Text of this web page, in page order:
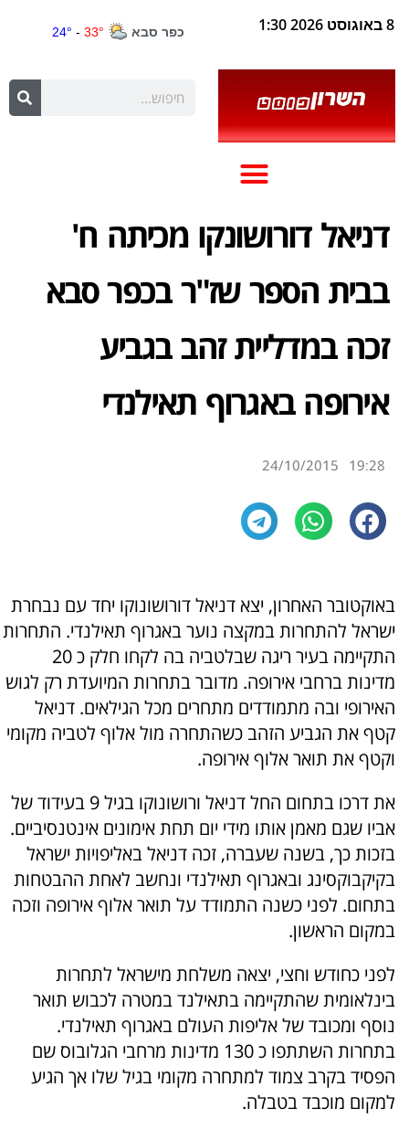
8 באוגוסט 2026 1:30
דניאל דורושונקו מכיתה ח'
בבית הספר שז"ר בכפר סבא
זכה במדליית זהב בגביע
אירופה באגרוף תאילנדי
19:28
24/10/2015
באוקטובר האחרון, יצא דניאל דורושונוקו יחד עם נבחרת
ישראל להתחרות במקצה נוער באגרוף תאילנדי. התחרות
התקיימה בעיר ריגה שבלטביה בה לקחו חלק כ 20
מדינות ברחבי אירופה. מדובר בתחרות המיועדת רק לגוש
האירופי ובה מתמודדים מתחרים מכל הגילאים. דניאל
קטף את הגביע הזהב כשהתחרה מול אלוף לטביה מקומי
וקטף את תואר אלוף אירופה.
את דרכו בתחום החל דניאל ורושונוקו בגיל 9 בעידוד של
אביו שגם מאמן אותו מידי יום תחת אימונים אינטנסיביים.
בזכות כך, בשנה שעברה, זכה דניאל באליפויות ישראל
בקיקבוקסינג ובאגרוף תאילנדי ונחשב לאחת ההבטחות
בתחום. לפני כשנה התמודד על תואר אלוף אירופה וזכה
במקום הראשון.
לפני כחודש וחצי, יצאה משלחת מישראל לתחרות
בינלאומית שהתקיימה בתאילנד במטרה לכבוש תואר
נוסף ומכובד של אליפות העולם באגרוף תאילנדי.
בתחרות השתתפו כ 130 מדינות מרחבי הגלובוס שם
הפסיד בקרב צמוד למתחרה מקומי בגיל שלו אך הגיע
למקום מוכבד בטבלה.